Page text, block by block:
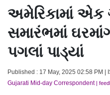
અમેરિકામાં
સમારંભમાં
પગલાં પાડ્યાં
Published : 17 May, 2025 02:58 PM |
Gujarati Mid-day Correspondent|